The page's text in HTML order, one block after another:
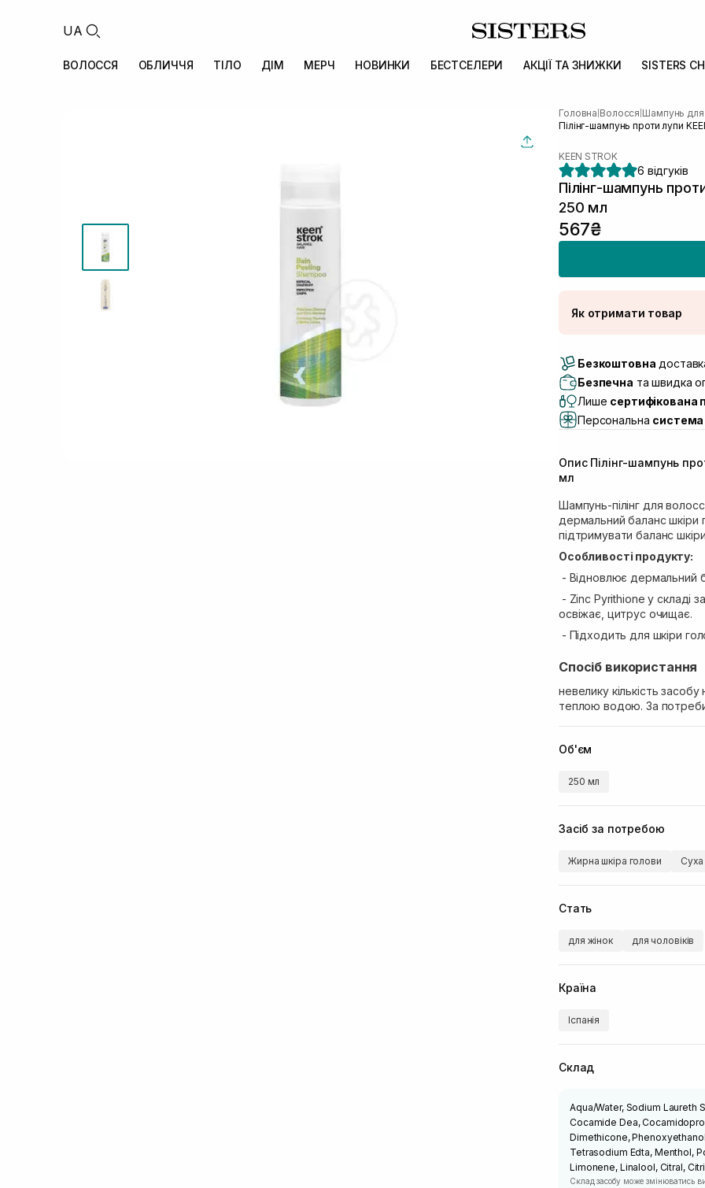
UA
ВОЛОССЯ ОБЛИЧЧЯ ТІЛО ДІМ МЕРЧ НОВИНКИ БЕСТСЕЛЕРИ АКЦІЇ ТА ЗНИЖКИ SISTERS
Головна Волосся Шампунь
Пілінг-шампунь проти лупи
KEEN STROK
6 відгуків
Пілінг-шампунь
250 мл
567₴
Як отримати товар
Самовивіз м. Луцьк,
Самовивіз м. Львів,
Самовивіз м. Львів,
Самовивіз м. Львів,
Самовивіз м. Рівне,
Безкоштовна
Безпечна та швидка
Лише сертифікована
Персональна система
Опис Пілінг-шампунь
мл
Шампунь-пілінг для
дермальний баланс шкіри
підтримувати баланс
Особливості продукту:
- Відновлює дермальний
- Zinc Pyrithione у складі
освіжає, цитрус очищає.
- Підходить для шкіри
Спосіб використання
невелику кількість
теплою водою. За
Об'єм
250 мл
Засіб за потребою
Жирна шкіра голови Суха
Стать
для жінок для чоловіків
Країна
Іспанія
Склад
Aqua/Water, Sodium Laureth
Cocamide Dea,
Dimethicone,
Tetrasodium Edta, Menthol,
Limonene, Linalool, Citral,
Склад засобу може змінюватись